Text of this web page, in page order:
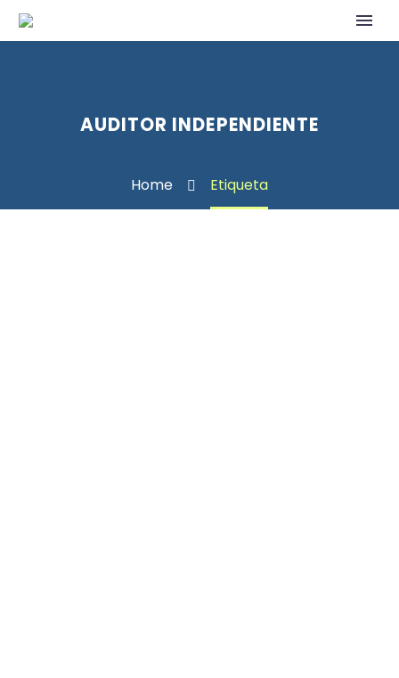
AUDITOR INDEPENDIENTE
Home Etiqueta